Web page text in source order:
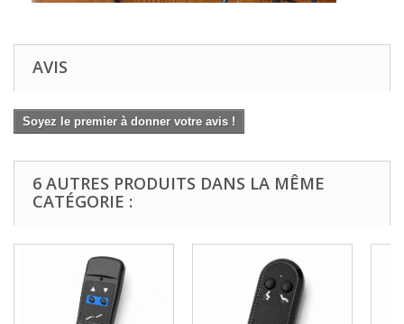
AVIS
Soyez le premier à donner votre avis !
6 AUTRES PRODUITS DANS LA MÊME
CATÉGORIE :